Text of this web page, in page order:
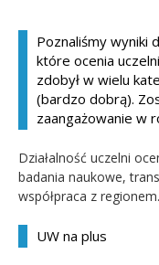
Kandydat
Absolwent
Poznaliśmy wyniki
które ocenia
zdobył w wielu
(bardzo dobrą).
zaangażowanie w
Działalność uczelni
badania naukowe,
współpraca z regionem.
UW na plus